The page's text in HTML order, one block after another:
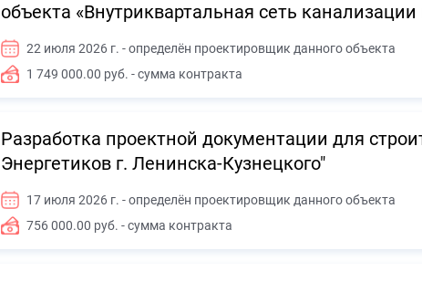
объекта «Внутриквартальная сеть
22 июля 2026 г. - определён проектировщик данного объекта
1 749 000.00 руб. - сумма контракта
Разработка проектной документации для
Энергетиков г. Ленинска-Кузнецкого"
17 июля 2026 г. - определён проектировщик данного объекта
756 000.00 руб. - сумма контракта